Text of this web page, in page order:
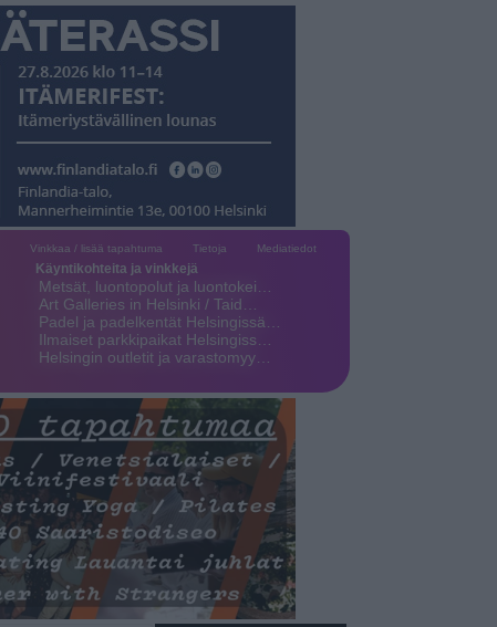
Vinkkaa / lisää tapahtuma Tietoja Mediatiedot
Käyntikohteita ja vinkkejä
Metsät, luontopolut ja luontokei…
Art Galleries in Helsinki / Taid…
Padel ja padelkentät Helsingissä…
Ilmaiset parkkipaikat Helsingiss…
Helsingin outletit ja varastomyy…